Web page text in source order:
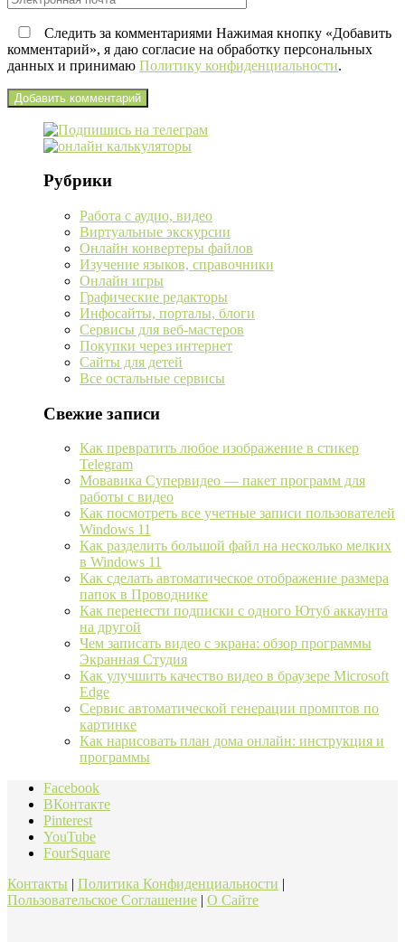
Следить за комментариями Нажимая кнопку «Добавить
комментарий», я даю согласие на обработку персональных
данных и принимаю Политику конфиденциальности.
Рубрики
Работа с аудио, видео
Виртуальные экскурсии
Онлайн конвертеры файлов
Изучение языков, справочники
Онлайн игры
Графические редакторы
Инфосайты, порталы, блоги
Сервисы для веб-мастеров
Покупки через интернет
Сайты для детей
Все остальные сервисы
Свежие записи
Как превратить любое изображение в стикер
Telegram
Мовавика Супервидео — пакет программ для
работы с видео
Как посмотреть все учетные записи пользователей
Windows 11
Как разделить большой файл на несколько мелких
в Windows 11
Как сделать автоматическое отображение размера
папок в Проводнике
Как перенести подписки с одного Ютуб аккаунта
на другой
Чем записать видео с экрана: обзор программы
Экранная Студия
Как улучшить качество видео в браузере Microsoft
Edge
Сервис автоматической генерации промптов по
картинке
Как нарисовать план дома онлайн: инструкция и
программы
Facebook
ВКонтакте
Pinterest
YouTube
FourSquare
Контакты | Политика Конфиденциальности |
Пользовательское Соглашение | О Сайте